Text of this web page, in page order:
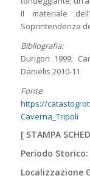
Il materiale
Soprintendenza
Bibliografia:
Durigon 1999;
Danielis 2010-11
Fonte:
https://
Caverna_Tripoli
[ STAMPA
Periodo
Localizzazione